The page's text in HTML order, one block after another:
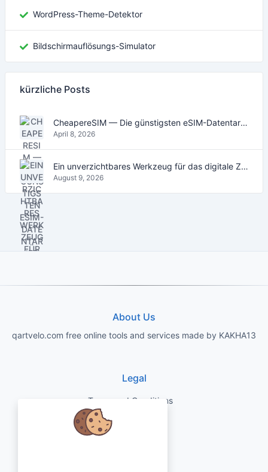
WordPress-Theme-Detektor
Bildschirmauflösungs-Simulator
kürzliche Posts
CheapereSIM — Die günstigsten eSIM-Datentarife für Reisen 2026
April 8, 2026
Ein unverzichtbares Werkzeug für das digitale Zeitalter
August 9, 2026
About Us
qartvelo.com free online tools and services made by KAKHA13
Legal
Terms and Conditions
Privacy Policy